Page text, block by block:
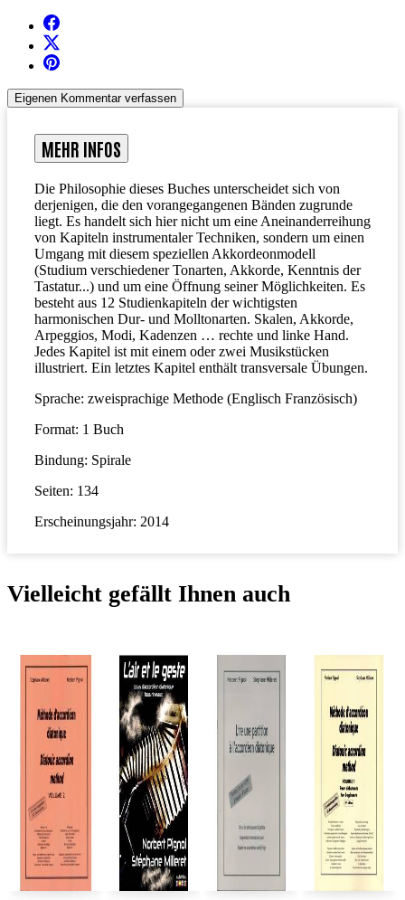
Eigenen Kommentar verfassen
MEHR INFOS
Die Philosophie dieses Buches unterscheidet sich von
derjenigen, die den vorangegangenen Bänden zugrunde
liegt. Es handelt sich hier nicht um eine Aneinanderreihung
von Kapiteln instrumentaler Techniken, sondern um einen
Umgang mit diesem speziellen Akkordeonmodell
(Studium verschiedener Tonarten, Akkorde, Kenntnis der
Tastatur...) und um eine Öffnung seiner Möglichkeiten. Es
besteht aus 12 Studienkapiteln der wichtigsten
harmonischen Dur- und Molltonarten. Skalen, Akkorde,
Arpeggios, Modi, Kadenzen … rechte und linke Hand.
Jedes Kapitel ist mit einem oder zwei Musikstücken
illustriert. Ein letztes Kapitel enthält transversale Übungen.
Sprache: zweisprachige Methode (Englisch Französisch)
Format: 1 Buch
Bindung: Spirale
Seiten: 134
Erscheinungsjahr: 2014
Vielleicht gefällt Ihnen auch